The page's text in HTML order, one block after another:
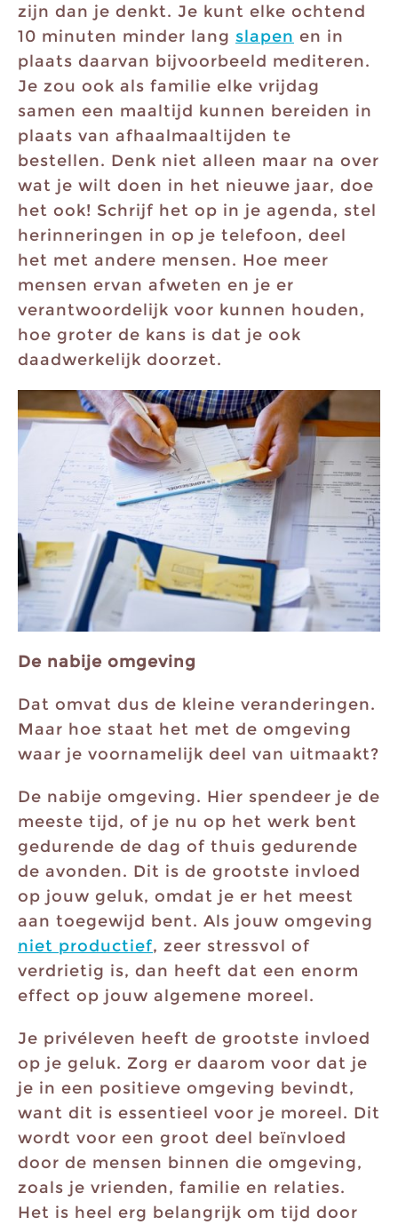
zijn dan je denkt. Je kunt elke ochtend
10 minuten minder lang slapen en in
plaats daarvan bijvoorbeeld mediteren.
Je zou ook als familie elke vrijdag
samen een maaltijd kunnen bereiden in
plaats van afhaalmaaltijden te
bestellen. Denk niet alleen maar na over
wat je wilt doen in het nieuwe jaar, doe
het ook! Schrijf het op in je agenda, stel
herinneringen in op je telefoon, deel
het met andere mensen. Hoe meer
mensen ervan afweten en je er
verantwoordelijk voor kunnen houden,
hoe groter de kans is dat je ook
daadwerkelijk doorzet.
De nabije omgeving
Dat omvat dus de kleine veranderingen.
Maar hoe staat het met de omgeving
waar je voornamelijk deel van uitmaakt?
De nabije omgeving. Hier spendeer je de
meeste tijd, of je nu op het werk bent
gedurende de dag of thuis gedurende
de avonden. Dit is de grootste invloed
op jouw geluk, omdat je er het meest
aan toegewijd bent. Als jouw omgeving
niet productief, zeer stressvol of
verdrietig is, dan heeft dat een enorm
effect op jouw algemene moreel.
Je privéleven heeft de grootste invloed
op je geluk. Zorg er daarom voor dat je
je in een positieve omgeving bevindt,
want dit is essentieel voor je moreel. Dit
wordt voor een groot deel beïnvloed
door de mensen binnen die omgeving,
zoals je vrienden, familie en relaties.
Het is heel erg belangrijk om tijd door